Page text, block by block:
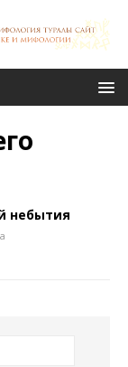
небытия